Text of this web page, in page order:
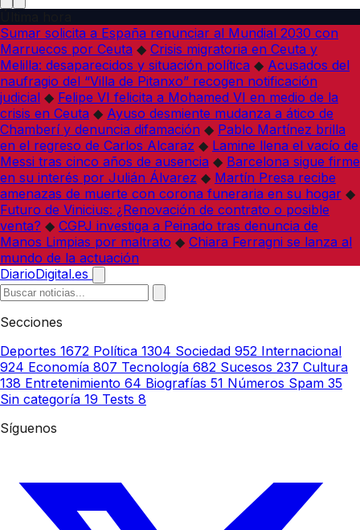
Sumar solicita a España renunciar al Mundial 2030 con
Marruecos por Ceuta ◆ Crisis migratoria en Ceuta y
Melilla: desaparecidos y situación política ◆ Acusados del
naufragio del “Villa de Pitanxo” recogen notificación
judicial ◆ Felipe VI felicita a Mohamed VI en medio de la
crisis en Ceuta ◆ Ayuso desmiente mudanza a ático de
Chamberí y denuncia difamación ◆ Pablo Martínez brilla
en el regreso de Carlos Alcaraz ◆ Lamine llena el vacío de
Messi tras cinco años de ausencia ◆ Barcelona sigue firme
en su interés por Julián Álvarez ◆ Martín Presa recibe
amenazas de muerte con corona funeraria en su hogar ◆
Futuro de Vinicius: ¿Renovación de contrato o posible
venta? ◆ CGPJ investiga a Peinado tras denuncia de
Manos Limpias por maltrato ◆ Chiara Ferragni se lanza al
mundo de la actuación
DiarioDigital.es
Secciones
Deportes 1672 Política 1304 Sociedad 952 Internacional
924 Economía 807 Tecnología 682 Sucesos 237 Cultura
138 Entretenimiento 64 Biografías 51 Números Spam 35
Sin categoría 19 Tests 8
Síguenos